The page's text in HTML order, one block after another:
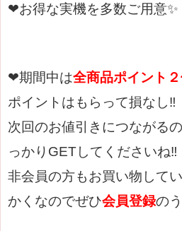
❤お得な実機を多数ご用意✨
❤期間中は全商品ポイント
ポイントはもらって損なし‼
次回のお値引きにつながる
っかりGETしてくださいね‼
非会員の方もお買い物して
かくなのでぜひ会員登録の